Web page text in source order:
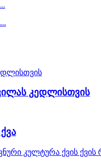
კედლისთვის